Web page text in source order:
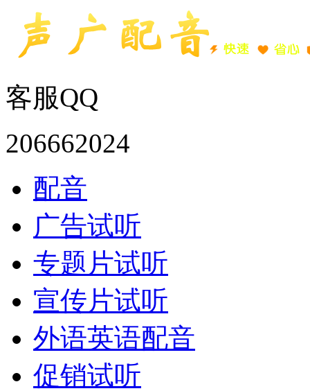
客服QQ
206662024
配音
广告试听
专题片试听
宣传片试听
外语英语配音
促销试听